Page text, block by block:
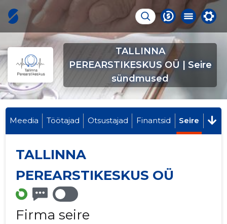
TALLINNA
PEREARSTIKESKUS OÜ | Seire
sündmused
Meedia Töötajad Otsustajad Finantsid Seire
TALLINNA
PEREARSTIKESKUS OÜ
Firma seire